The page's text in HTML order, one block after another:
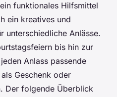
funktionales Hilfsmittel
ein kreatives und
unterschiedliche Anlässe.
bis hin zur
Anlass passende
Geschenk oder
Der folgende Überblick